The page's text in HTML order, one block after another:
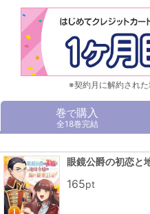
※契約月に解約された
巻で購入
全18巻完結
眼鏡公爵の初恋と
165pt